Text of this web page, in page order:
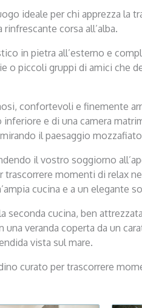
ideale per chi apprezza la
corsa all’alba.
in pietra all’esterno e
o piccoli gruppi di amici che
confortevoli e finemente
e di una camera
il paesaggio
il vostro soggiorno
momenti di relax
cucina e a un elegante
seconda cucina, ben
veranda coperta da un
vista sul mare.
curato per trascorrere